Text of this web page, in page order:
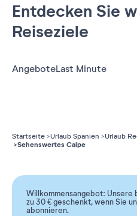
Entdecken Sie
Reiseziele
AngeboteLast Minute
Startseite Urlaub Spanien Urlaub
Sehenswertes Calpe
Willkommensangebot: Unsere
zu 30 € geschenkt, wenn Sie
abonnieren.